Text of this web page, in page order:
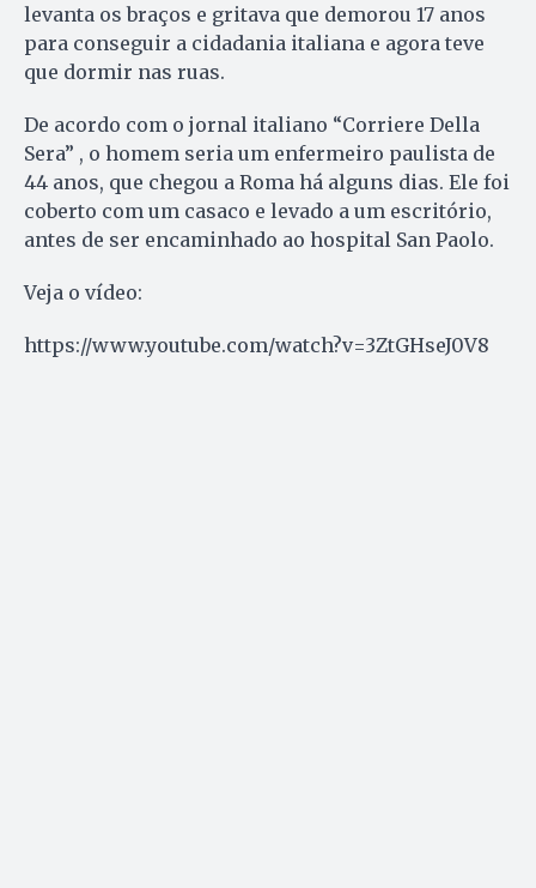
levanta os braços e gritava que demorou 17 anos
para conseguir a cidadania italiana e agora teve
que dormir nas ruas.
De acordo com o jornal italiano “Corriere Della
Sera” , o homem seria um enfermeiro paulista de
44 anos, que chegou a Roma há alguns dias. Ele foi
coberto com um casaco e levado a um escritório,
antes de ser encaminhado ao hospital San Paolo.
Veja o vídeo:
https://www.youtube.com/watch?v=3ZtGHseJ0V8